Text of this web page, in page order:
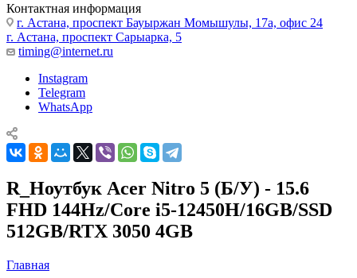
Контактная информация
г. Астана, проспект Бауыржан Момышулы, 17а, офис 24
г. Астана, проспект Сарыарка, 5
timing@internet.ru
Instagram
Telegram
WhatsApp
R_Ноутбук Acer Nitro 5 (Б/У) - 15.6
FHD 144Hz/Core i5-12450H/16GB/SSD
512GB/RTX 3050 4GB
Главная